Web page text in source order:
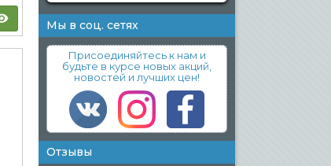
Мы в соц. сетях
Присоединяйтесь к нам и
будьте в курсе новых акций,
новостей и лучших цен!
Отзывы